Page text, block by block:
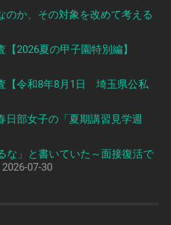
のか、その対象を改めて考える
2026夏の甲子園特別編】
【令和8年8月1日 埼玉県公私
日部女子の「夏期講習見学週
な」と書いていた～面接復活で
2026-07-30